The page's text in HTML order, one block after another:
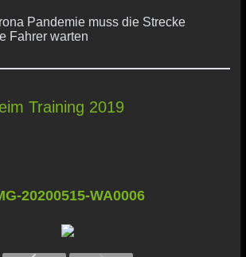
Pandemie muss die Strecke
Fahrer warten
Training 2019
20200515-WA0006